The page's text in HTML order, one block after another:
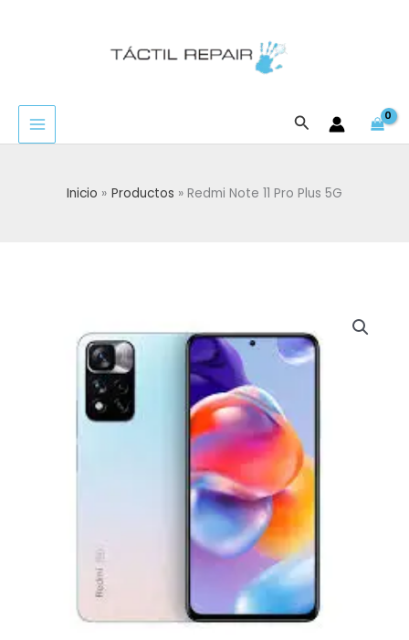
Buscar
Inicio Productos Redmi Note 11 Pro Plus 5G